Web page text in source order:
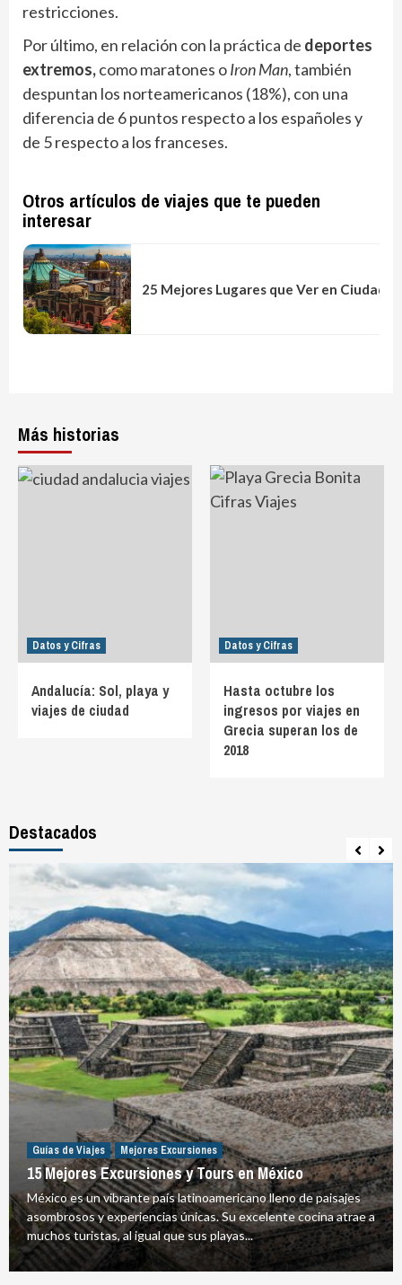
restricciones.
Por último, en relación con la práctica de deportes
extremos,como maratones oIron Man, también
despuntan los norteamericanos (18%), con una
diferencia de 6 puntos respecto a los españoles y
de 5 respecto a los franceses.
Otros artículos de viajes que te pueden
interesar
25 Mejores Lugares que Ver en Ciudad
Más historias
Datos y Cifras
Andalucía: Sol, playa y
viajes de ciudad
Datos y Cifras
Hasta octubre los
ingresos por viajes en
Grecia superan los de
2018
Destacados
Guías de Viajes Mejores Excursiones
15 Mejores Excursiones y Tours en México
México es un vibrante país latinoamericano lleno de paisajes
asombrosos y experiencias únicas. Su excelente cocina atrae a
muchos turistas, al igual que sus playas...